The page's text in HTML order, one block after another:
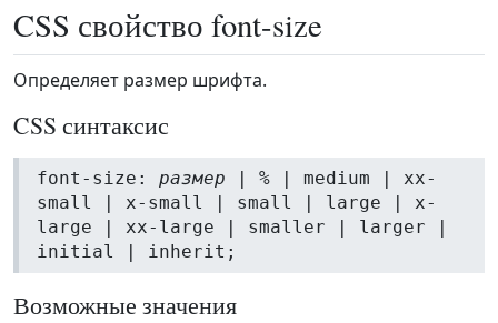
CSS свойство font-size
Определяет размер шрифта.
CSS синтаксис
font-size: размер | % | medium | xx-
small | x-small | small | large | x-
large | xx-large | smaller | larger |
initial | inherit;
Возможные значения